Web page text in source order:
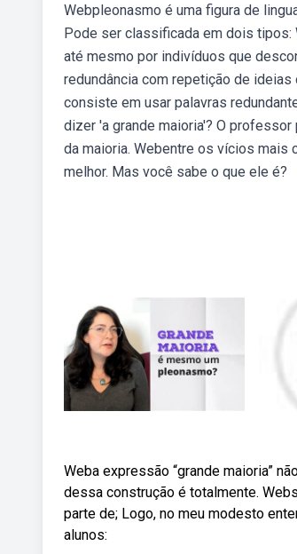
Webpleonasmo é uma figura de
Pode ser classificada em dois
até mesmo por indivíduos que
redundância com repetição de
consiste em usar palavras
dizer 'a grande maioria'? O professor
da maioria. Webentre os vícios mais
melhor. Mas você sabe o que ele é?
Weba expressão “grande maioria”
dessa construção é totalmente.
parte de; Logo, no meu modesto
alunos: